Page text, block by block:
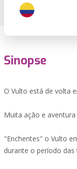
Sinopse
O Vulto está de volta
Muita ação e
"Enchentes" o Vulto
durante o período das